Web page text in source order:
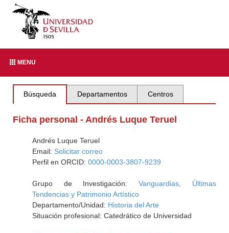
MENU
Búsqueda Departamentos Centros
Ficha personal - Andrés Luque Teruel
Andrés Luque Teruel
Email: Solicitar correo
Perfil en ORCID: 0000-0003-3807-9239
Grupo de Investigación:Vanguardias, Últimas
Tendencias y Patrimonio Artístico
Departamento/Unidad: Historia del Arte
Situación profesional: Catedrático de Universidad